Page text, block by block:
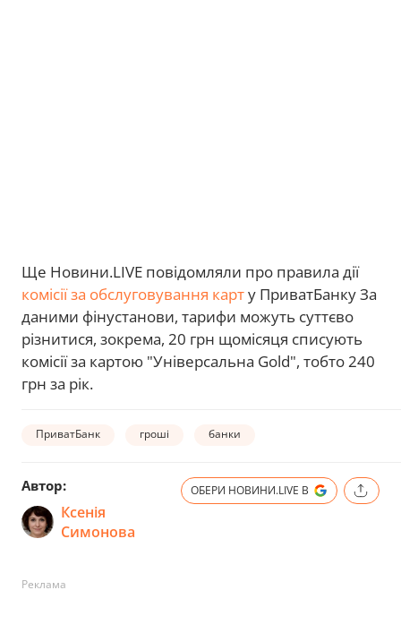
Ще Новини.LIVE повідомляли про правила дії
комісії за обслуговування карту ПриватБанку За
даними фінустанови, тарифи можуть суттєво
різнитися, зокрема, 20 грн щомісяця списують
комісії за картою "Універсальна Gold", тобто 240
грн за рік.
ПриватБанк гроші банки
Автор:
Ксенія
Симонова
ОБЕРИ НОВИНИ.LIVE В
Реклама